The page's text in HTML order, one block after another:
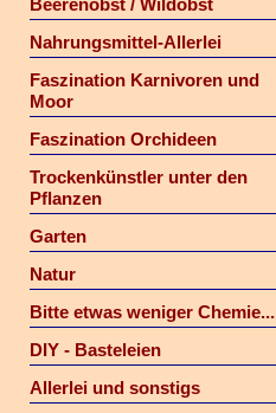
Beerenobst / Wildobst
Nahrungsmittel-Allerlei
Faszination Karnivoren und
Moor
Faszination Orchideen
Trockenkünstler unter den
Pflanzen
Garten
Natur
Bitte etwas weniger Chemie...
DIY - Basteleien
Allerlei und sonstigs